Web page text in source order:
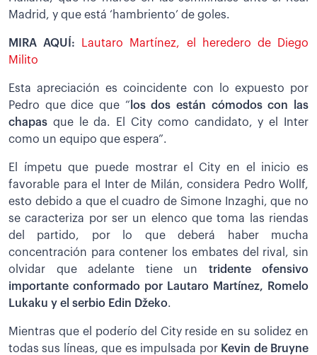
Madrid, y que está ‘hambriento’ de goles.
MIRA AQUÍ: Lautaro Martínez, el heredero de Diego
Milito
Esta apreciación es coincidente con lo expuesto por
Pedro que dice que “ los dos están cómodos con las
chapas que le da. El City como candidato, y el Inter
como un equipo que espera”.
El ímpetu que puede mostrar el City en el inicio es
favorable para el Inter de Milán, considera Pedro Wollf,
esto debido a que el cuadro de Simone Inzaghi, que no
se caracteriza por ser un elenco que toma las riendas
del partido, por lo que deberá haber mucha
concentración para contener los embates del rival, sin
olvidar que adelante tiene un tridente ofensivo
importante conformado por Lautaro Martínez, Romelo
Lukaku y el serbio Edin Džeko.
Mientras que el poderío del City reside en su solidez en
todas sus líneas, que es impulsada porKevin de Bruyne